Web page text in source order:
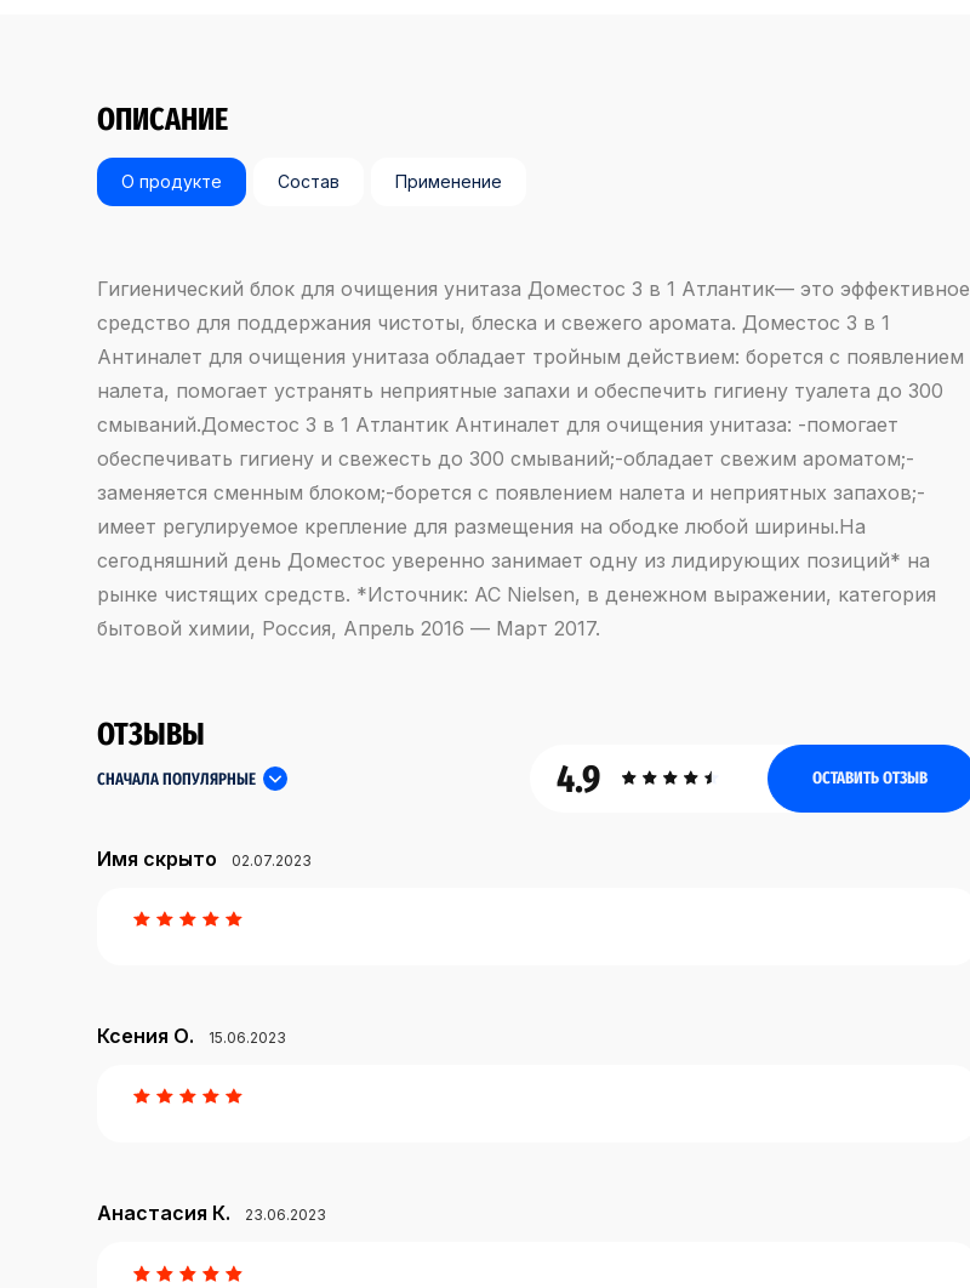
ОПИСАНИЕ
О продукте Состав Применение
Гигиенический блок для очищения унитаза Доместос 3 в 1 Атлантик— это эффективное
средство для поддержания чистоты, блеска и свежего аромата. Доместос 3 в 1
Антиналет для очищения унитаза обладает тройным действием: борется с появлением
налета, помогает устранять неприятные запахи и обеспечить гигиену туалета до 300
смываний.Доместос 3 в 1 Атлантик Антиналет для очищения унитаза: -помогает
обеспечивать гигиену и свежесть до 300 смываний;-обладает свежим ароматом;-
заменяется сменным блоком;-борется с появлением налета и неприятных запахов;-
имеет регулируемое крепление для размещения на ободке любой ширины.На
сегодняшний день Доместос уверенно занимает одну из лидирующих позиций* на
рынке чистящих средств. *Источник: AC Nielsen, в денежном выражении, категория
бытовой химии, Россия, Апрель 2016 — Март 2017.
ОТЗЫВЫ
4.9 ОСТАВИТЬ ОТЗЫВ
СНАЧАЛА ПОПУЛЯРНЫЕ
Имя скрыто 02.07.2023
Ксения О. 15.06.2023
Анастасия К. 23.06.2023